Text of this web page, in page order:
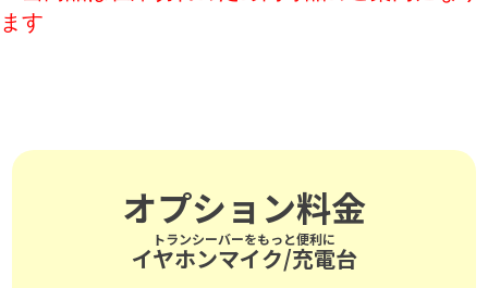
ます
オプション料金
トランシーバーをもっと便利に
イヤホンマイク/充電台